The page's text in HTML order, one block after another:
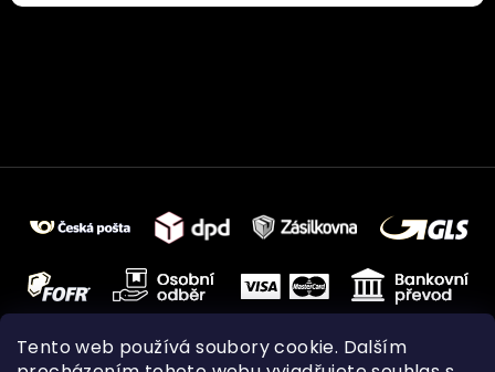
Tento web používá soubory cookie. Dalším